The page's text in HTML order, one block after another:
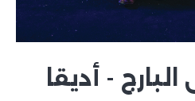
- أديقا